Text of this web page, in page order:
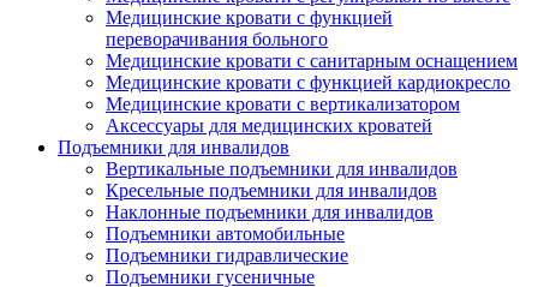
Медицинские кровати с функцией
переворачивания больного
Медицинские кровати с санитарным оснащением
Медицинские кровати с функцией кардиокресло
Медицинские кровати с вертикализатором
Аксессуары для медицинских кроватей
Подъемники для инвалидов
Вертикальные подъемники для инвалидов
Кресельные подъемники для инвалидов
Наклонные подъемники для инвалидов
Подъемники автомобильные
Подъемники гидравлические
Подъемники гусеничные